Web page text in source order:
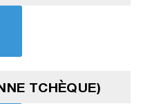
TCHÈQUE)